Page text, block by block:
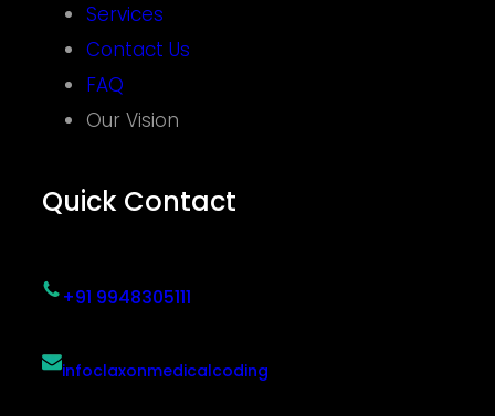
Services
Contact Us
FAQ
Our Vision
Quick Contact
+91 9948305111
infoclaxonmedicalcoding